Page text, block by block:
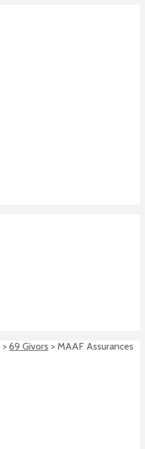
> 69 Givors > MAAF Assurances